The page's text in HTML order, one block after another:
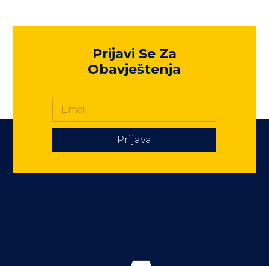
Prijavi Se Za
Obavještenja
Prijava